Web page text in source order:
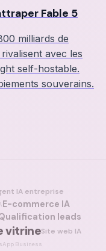
Fable 5
milliards de
avec les
self-hostable.
souverains.
IA entreprise
E-commerce IA
leads
vitrineSite web IA
Business